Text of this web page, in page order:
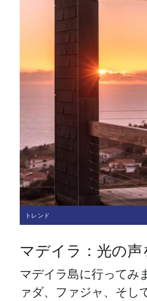
トレンド
マデイラ：光の声
マデイラ島に行ってみ
ァダ、ファジャ、そ